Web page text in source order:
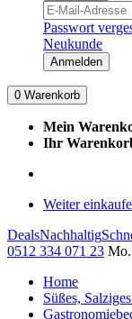
Passwort
Neukunde
Anmelden
0 Warenkorb
Mein
Ihr
Weiter
DealsNachhaltig
0512 334 071 23
Home
Süßes,